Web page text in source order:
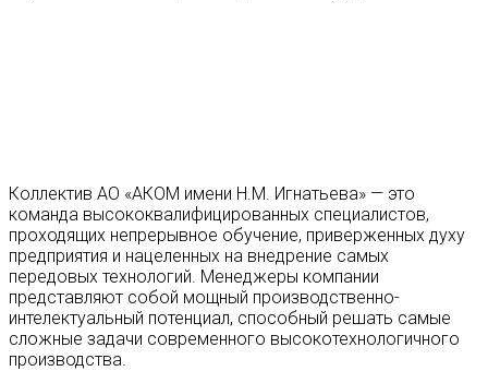
Коллектив АО «АКОМ имени Н.М. Игнатьева» — это
команда высококвалифицированных специалистов,
проходящих непрерывное обучение, приверженных духу
предприятия и нацеленных на внедрение самых
передовых технологий. Менеджеры компании
представляют собой мощный производственно-
интелектуальный потенциал, способный решать самые
сложные задачи современного высокотехнологичного
производства.